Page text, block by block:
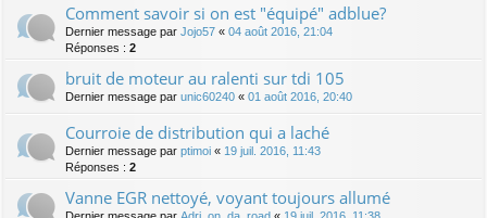
Comment savoir si on est "équipé" adblue?
Dernier message par Jojo57 « 04 août 2016, 21:04
Réponses : 2
bruit de moteur au ralenti sur tdi 105
Dernier message par unic60240 « 01 août 2016, 20:40
Courroie de distribution qui a laché
Dernier message par ptimoi « 19 juil. 2016, 11:43
Réponses : 2
Vanne EGR nettoyé, voyant toujours allumé
Dernier message par Adri_on_da_road « 19 juil. 2016, 11:38